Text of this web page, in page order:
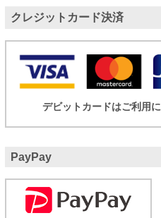
クレジットカード決済
デビットカードはご利用に
PayPay